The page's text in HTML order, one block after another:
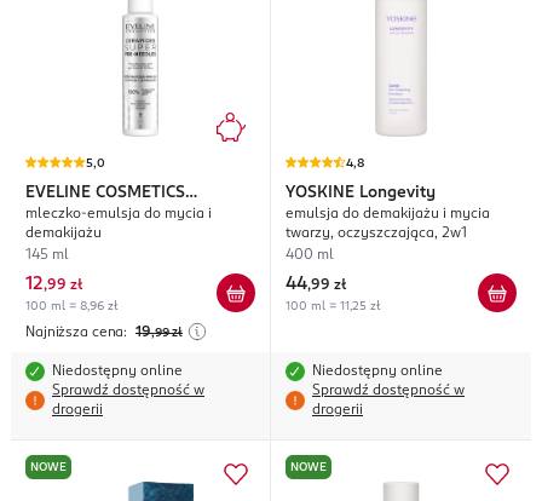
5,0
EVELINE COSMETICS
Ceramides Super Pre-
Needles
mleczko-emulsja do mycia i
demakijażu
145 ml
12,99 zł
100 ml = 8,96 zł
Najniższa cena: 19,99 zł
Niedostępny online
Sprawdź dostępność w
drogerii
4,8
YOSKINE Longevity
emulsja do demakijażu i mycia
twarzy, oczyszczająca, 2w1
400 ml
44,99 zł
100 ml = 11,25 zł
Niedostępny online
Sprawdź dostępność w
drogerii
NOWE NOWE